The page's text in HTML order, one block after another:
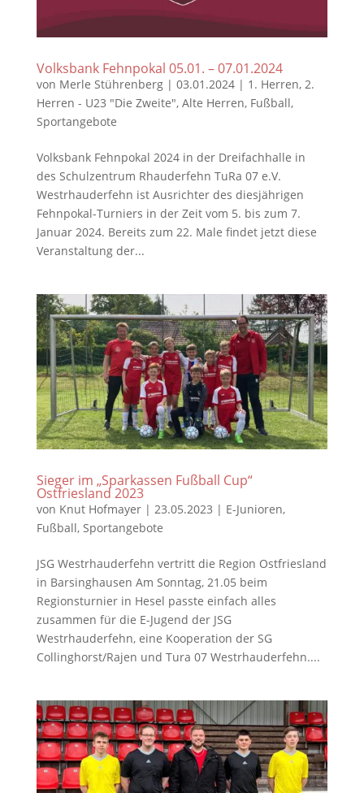
Volksbank Fehnpokal 05.01. – 07.01.2024
von Merle Stührenberg| 03.01.2024| 1. Herren, 2.
Herren - U23 "Die Zweite", Alte Herren, Fußball,
Sportangebote
Volksbank Fehnpokal 2024 in der Dreifachhalle in
des Schulzentrum Rhauderfehn TuRa 07 e.V.
Westrhauderfehn ist Ausrichter des diesjährigen
Fehnpokal-Turniers in der Zeit vom 5. bis zum 7.
Januar 2024. Bereits zum 22. Male findet jetzt diese
Veranstaltung der...
Sieger im „Sparkassen Fußball Cup“
Ostfriesland 2023
von Knut Hofmayer| 23.05.2023 | E-Junioren,
Fußball, Sportangebote
JSG Westrhauderfehn vertritt die Region Ostfriesland
in Barsinghausen Am Sonntag, 21.05 beim
Regionsturnier in Hesel passte einfach alles
zusammen für die E-Jugend der JSG
Westrhauderfehn, eine Kooperation der SG
Collinghorst/Rajen und Tura 07 Westrhauderfehn....